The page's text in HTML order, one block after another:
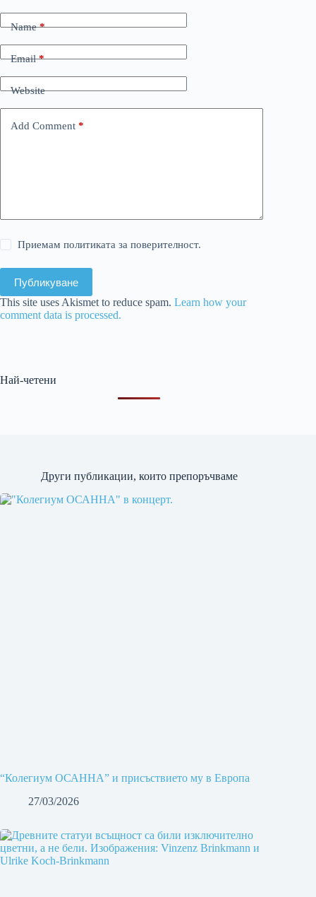
Name*
Email*
Website
Add Comment *
Приемам политиката за поверителност.
Публикуване
This site uses Akismet to reduce spam. Learn how your
comment data is processed.
Най-четени
Други публикации, които препоръчваме
“Колегиум ОСАННА” и присъствието му в Европа
27/03/2026